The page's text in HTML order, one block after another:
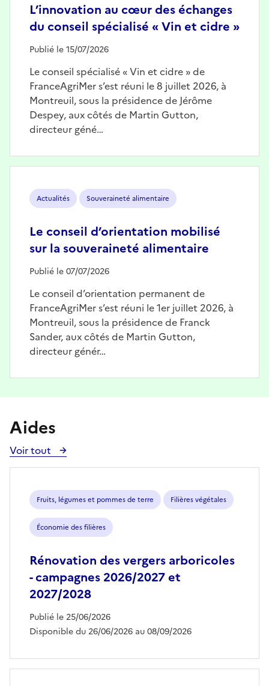
L’innovation au cœur des échanges
du conseil spécialisé « Vin et cidre »
Publié le 15/07/2026
Le conseil spécialisé « Vin et cidre » de
FranceAgriMer s’est réuni le 8 juillet 2026, à
Montreuil, sous la présidence de Jérôme
Despey, aux côtés de Martin Gutton,
directeur géné…
Actualités Souveraineté alimentaire
Le conseil d’orientation mobilisé
sur la souveraineté alimentaire
Publié le 07/07/2026
Le conseil d’orientation permanent de
FranceAgriMer s’est réuni le 1er juillet 2026, à
Montreuil, sous la présidence de Franck
Sander, aux côtés de Martin Gutton,
directeur génér…
Aides
Voir tout
Voir
toutes
aides
Fruits, légumes et pommes de terre Filières végétales
Économie des filières
Rénovation des vergers arboricoles
- campagnes 2026/2027 et
2027/2028
Publié le 25/06/2026
Disponible du 26/06/2026 au 08/09/2026